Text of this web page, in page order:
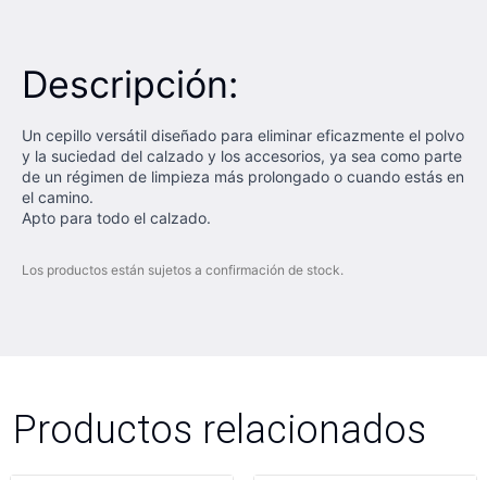
Descripción:
Un cepillo versátil diseñado para eliminar eficazmente el polvo
y la suciedad del calzado y los accesorios, ya sea como parte
de un régimen de limpieza más prolongado o cuando estás en
el camino.
Apto para todo el calzado.
Los productos están sujetos a confirmación de stock.
Productos relacionados